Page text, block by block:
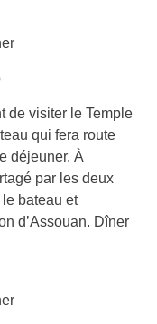
de visiter le Temple
qui fera route
déjeuner. À
par les deux
bateau et
d’Assouan. Dîner